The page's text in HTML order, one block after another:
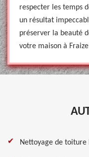
respecter les temps
un résultat
préserver la beauté
votre maison à
Nettoyage de toiture